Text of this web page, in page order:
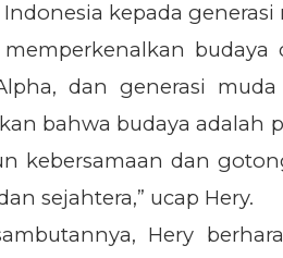
kepada generasi
memperkenalkan
dan generasi
bahwa budaya adalah
kebersamaan dan
sejahtera,” ucap Hery.
Hery